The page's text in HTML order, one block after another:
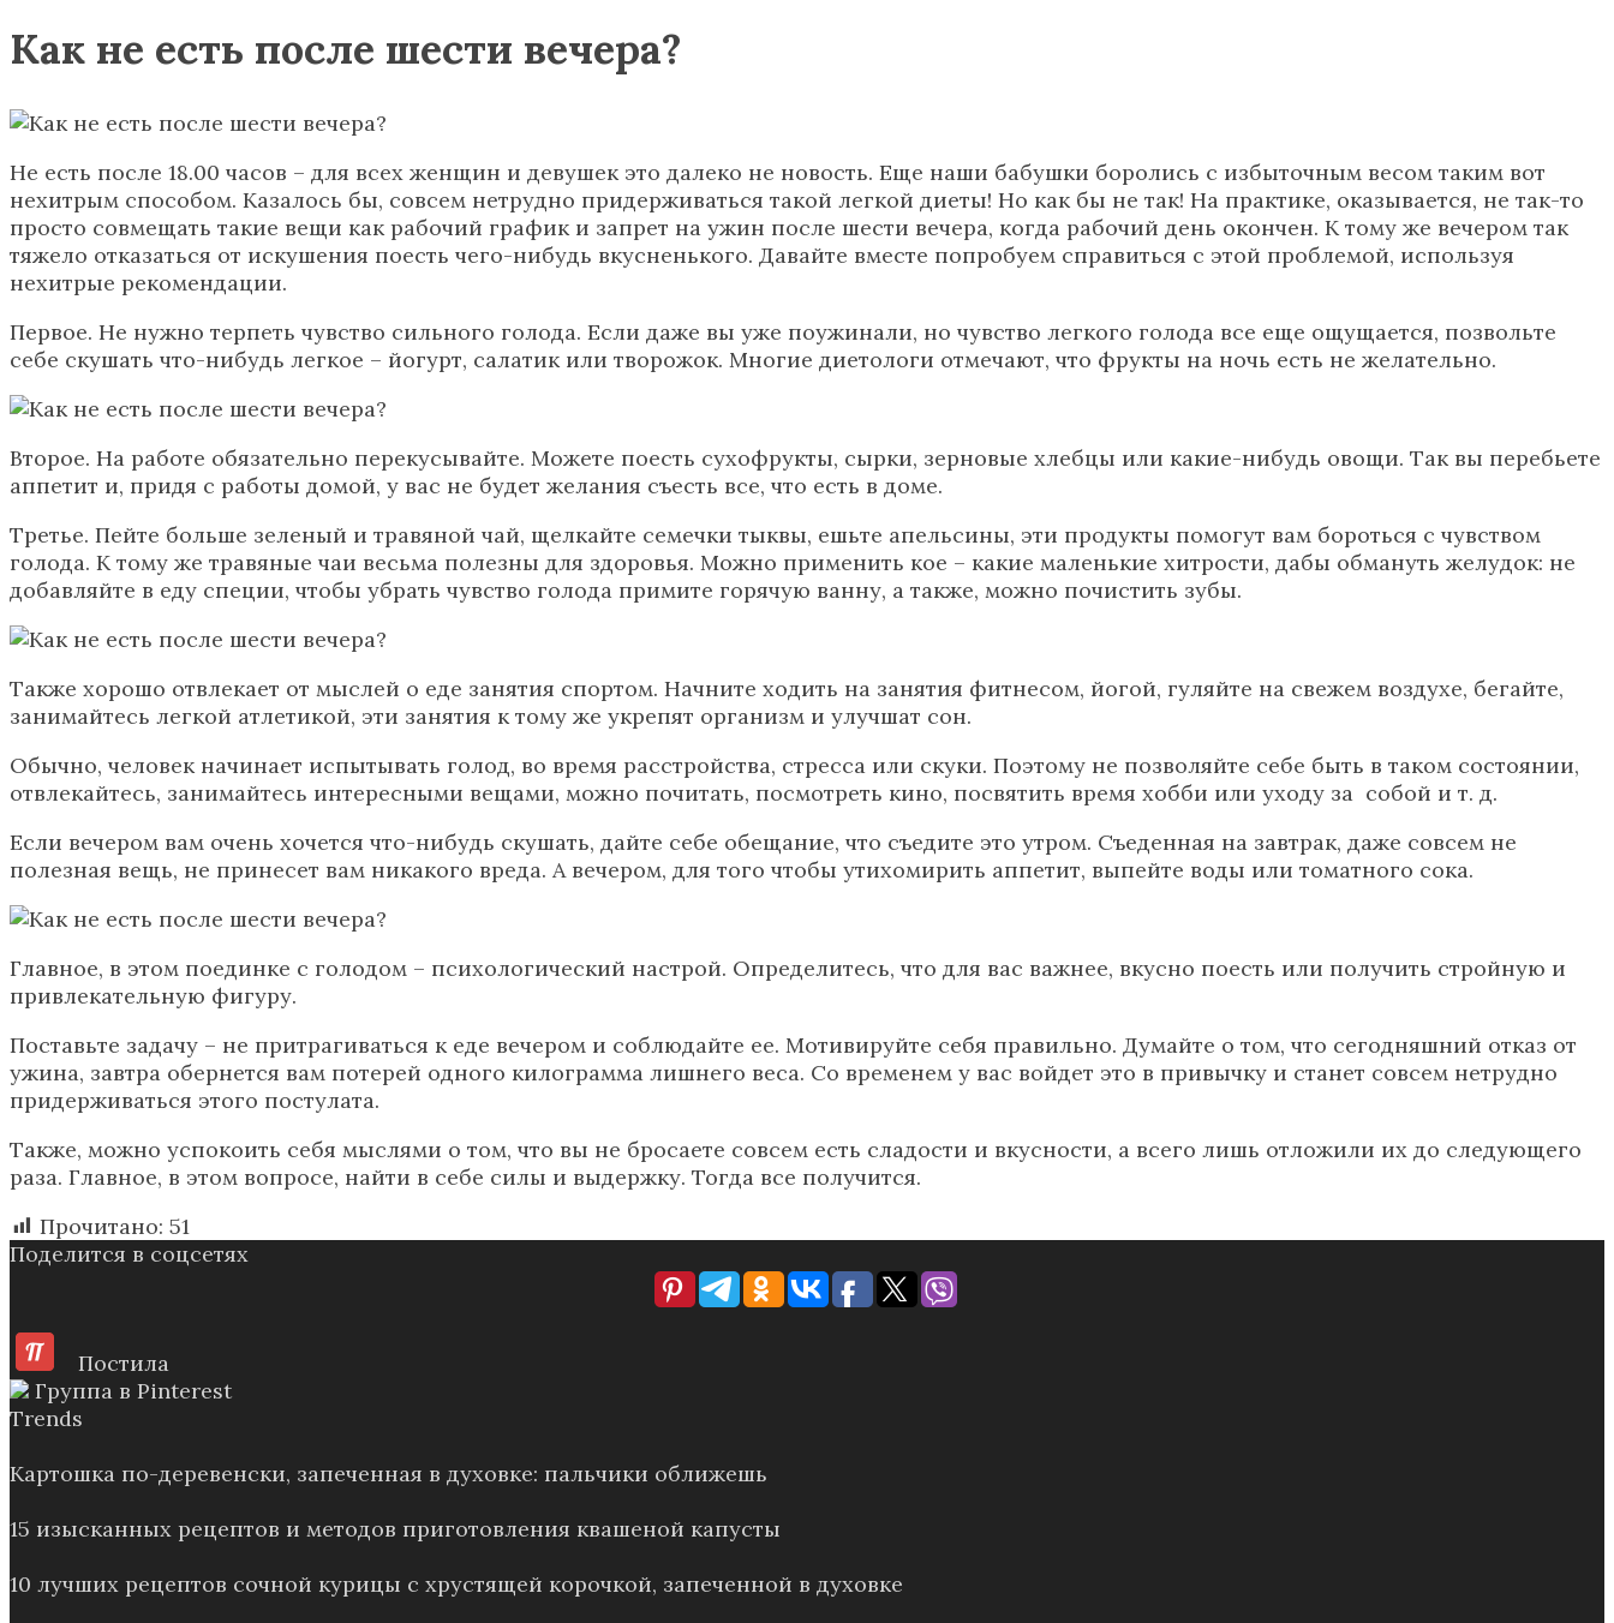
Как не есть после шести вечера?
Не есть после 18.00 часов – для всех женщин и девушек это далеко не новость. Еще наши бабушки боролись с избыточным весом таким вот
нехитрым способом. Казалось бы, совсем нетрудно придерживаться такой легкой диеты! Но как бы не так! На практике, оказывается, не так-то
просто совмещать такие вещи как рабочий график и запрет на ужин после шести вечера, когда рабочий день окончен. К тому же вечером так
тяжело отказаться от искушения поесть чего-нибудь вкусненького. Давайте вместе попробуем справиться с этой проблемой, используя
нехитрые рекомендации.
Первое. Не нужно терпеть чувство сильного голода. Если даже вы уже поужинали, но чувство легкого голода все еще ощущается, позвольте
себе скушать что-нибудь легкое – йогурт, салатик или творожок. Многие диетологи отмечают, что фрукты на ночь есть не желательно.
Второе. На работе обязательно перекусывайте. Можете поесть сухофрукты, сырки, зерновые хлебцы или какие-нибудь овощи. Так вы перебьете
аппетит и, придя с работы домой, у вас не будет желания съесть все, что есть в доме.
Третье. Пейте больше зеленый и травяной чай, щелкайте семечки тыквы, ешьте апельсины, эти продукты помогут вам бороться с чувством
голода. К тому же травяные чаи весьма полезны для здоровья. Можно применить кое – какие маленькие хитрости, дабы обмануть желудок: не
добавляйте в еду специи, чтобы убрать чувство голода примите горячую ванну, а также, можно почистить зубы.
Также хорошо отвлекает от мыслей о еде занятия спортом. Начните ходить на занятия фитнесом, йогой, гуляйте на свежем воздухе, бегайте,
занимайтесь легкой атлетикой, эти занятия к тому же укрепят организм и улучшат сон.
Обычно, человек начинает испытывать голод, во время расстройства, стресса или скуки. Поэтому не позволяйте себе быть в таком состоянии,
отвлекайтесь, занимайтесь интересными вещами, можно почитать, посмотреть кино, посвятить время хобби или уходу за собой и т. д.
Если вечером вам очень хочется что-нибудь скушать, дайте себе обещание, что съедите это утром. Съеденная на завтрак, даже совсем не
полезная вещь, не принесет вам никакого вреда. А вечером, для того чтобы утихомирить аппетит, выпейте воды или томатного сока.
Главное, в этом поединке с голодом – психологический настрой. Определитесь, что для вас важнее, вкусно поесть или получить стройную и
привлекательную фигуру.
Поставьте задачу – не притрагиваться к еде вечером и соблюдайте ее. Мотивируйте себя правильно. Думайте о том, что сегодняшний отказ от
ужина, завтра обернется вам потерей одного килограмма лишнего веса. Со временем у вас войдет это в привычку и станет совсем нетрудно
придерживаться этого постулата.
Также, можно успокоить себя мыслями о том, что вы не бросаете совсем есть сладости и вкусности, а всего лишь отложили их до следующего
раза. Главное, в этом вопросе, найти в себе силы и выдержку. Тогда все получится.
Прочитано: 51
Поделится в соцсетях
Постила
Группа в Pinterest
Trends
Картошка по-деревенски, запеченная в духовке: пальчики оближешь
15 изысканных рецептов и методов приготовления квашеной капусты
10 лучших рецептов сочной курицы с хрустящей корочкой, запеченной в духовке